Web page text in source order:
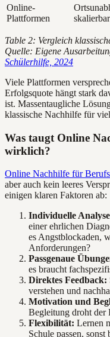
Online-
Plattformen
skalierbar
Table 2: Vergleich
Quelle: Eigene
Schülerhilfe, 2024
Viele Plattformen
Erfolgsquote hängt stark
ist. Massentaugliche
klassische Nachhilfe für
Was taugt Online
wirklich?
Online Nachhilfe für
aber auch kein leeres
einigen klaren Faktoren ab:
Individuelle
einer ehrlichen
es Angstblockaden,
Anforderungen?
Passgenaue
es braucht
Direktes Feedback:
verstehen und
Motivation und
Begleitung droht der
Flexibilität: Lernen
Schule passen,